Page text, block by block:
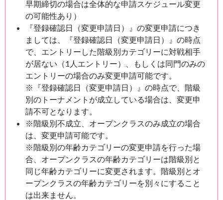
早期締切の場合は全体的な申請スケジュール変更
の可能性あり）
『登録確認日（変更申請日）』の変更申請につき
ましては、『登録確認日（変更申請日）』の時点
で、エントリーした階級別カテゴリーに対戦相手
が居ない（1人エントリー）、もしくは同門のみの
エントリーの場合のみ変更申請可能です。
※『登録確認日（変更申請日）』の時点で、階級
別のトーナメントが成立している場合は、変更申
請不可となります。
※階級別不成立、オープンクラスのみ成立の場合
は、変更申請可能です。
※階級別の年齢カテゴリーの変更申請を行った場
合、オープンクラスの年齢カテゴリーは階級別と
同じ年齢カテゴリーに変更されます。階級別とオ
ープンクラスの年齢カテゴリーを別々にすること
は出来ません。